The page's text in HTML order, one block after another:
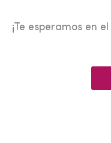
¡Te esperamos en el